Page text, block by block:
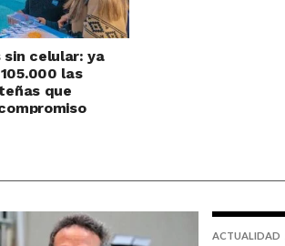
celular: ya
las
que
ACTUALIDAD